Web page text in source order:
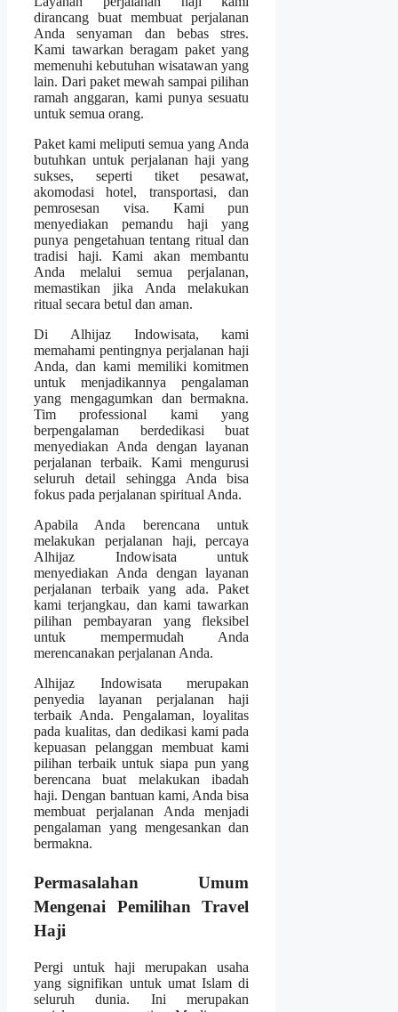
dirancang buat membuat perjalanan
Anda senyaman dan bebas stres.
Kami tawarkan beragam paket yang
memenuhi kebutuhan wisatawan yang
lain. Dari paket mewah sampai pilihan
ramah anggaran, kami punya sesuatu
untuk semua orang.
Paket kami meliputi semua yang Anda
butuhkan untuk perjalanan haji yang
sukses, seperti tiket pesawat,
akomodasi hotel, transportasi, dan
pemrosesan visa. Kami pun
menyediakan pemandu haji yang
punya pengetahuan tentang ritual dan
tradisi haji. Kami akan membantu
Anda melalui semua perjalanan,
memastikan jika Anda melakukan
ritual secara betul dan aman.
Di Alhijaz Indowisata, kami
memahami pentingnya perjalanan haji
Anda, dan kami memiliki komitmen
untuk menjadikannya pengalaman
yang mengagumkan dan bermakna.
Tim professional kami yang
berpengalaman berdedikasi buat
menyediakan Anda dengan layanan
perjalanan terbaik. Kami mengurusi
seluruh detail sehingga Anda bisa
fokus pada perjalanan spiritual Anda.
Apabila Anda berencana untuk
melakukan perjalanan haji, percaya
Alhijaz Indowisata untuk
menyediakan Anda dengan layanan
perjalanan terbaik yang ada. Paket
kami terjangkau, dan kami tawarkan
pilihan pembayaran yang fleksibel
untuk mempermudah Anda
merencanakan perjalanan Anda.
Alhijaz Indowisata merupakan
penyedia layanan perjalanan haji
terbaik Anda. Pengalaman, loyalitas
pada kualitas, dan dedikasi kami pada
kepuasan pelanggan membuat kami
pilihan terbaik untuk siapa pun yang
berencana buat melakukan ibadah
haji. Dengan bantuan kami, Anda bisa
membuat perjalanan Anda menjadi
pengalaman yang mengesankan dan
bermakna.
Permasalahan Umum
Mengenai Pemilihan Travel
Haji
Pergi untuk haji merupakan usaha
yang signifikan untuk umat Islam di
seluruh dunia. Ini merupakan